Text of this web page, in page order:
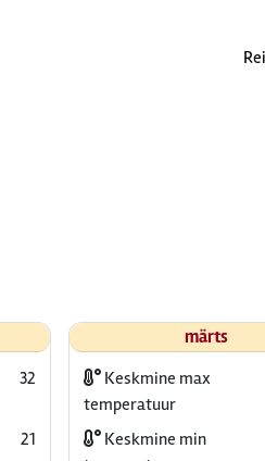
32
21
märts
Keskmine max
temperatuur
Keskmine min